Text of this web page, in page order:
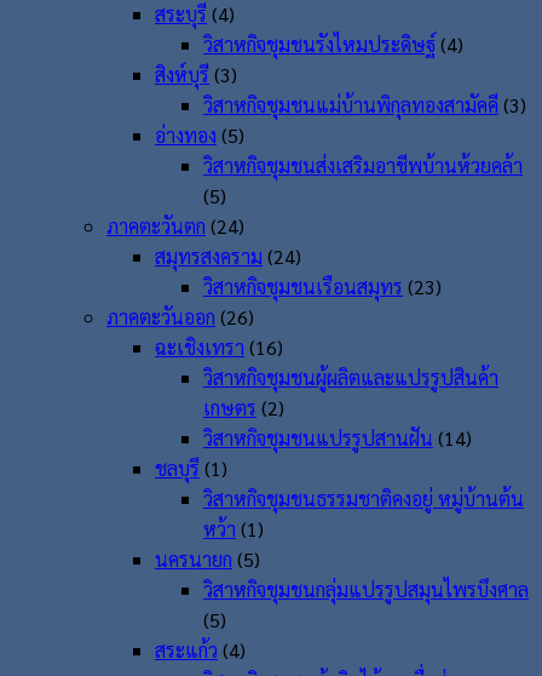
สระบุรี (4)
วิสาหกิจชุมชนรังไหมประดิษฐ์(4)
สิงห์บุรี (3)
วิสาหกิจชุมชนแม่บ้านพิกุลทองสามัคคี (3)
อ่างทอง (5)
วิสาหกิจชุมชนส่งเสริมอาชีพบ้านห้วยคล้า
(5)
ภาคตะวันตก (24)
สมุทรสงคราม (24)
วิสาหกิจชุมชนเรือนสมุทร (23)
ภาคตะวันออก (26)
ฉะเชิงเทรา (16)
วิสาหกิจชุมชนผู้ผลิตและแปรรูปสินค้า
เกษตร (2)
วิสาหกิจชุมชนแปรรูปสานฝัน (14)
ชลบุรี (1)
วิสาหกิจชุมชนธรรมชาติคงอยู่ หมู่บ้านต้น
หว้า (1)
นครนายก (5)
วิสาหกิจชุมชนกลุ่มแปรรูปสมุนไพรบึงศาล
(5)
สระแก้ว (4)